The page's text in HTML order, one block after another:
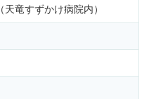
竜すずかけ病院内）